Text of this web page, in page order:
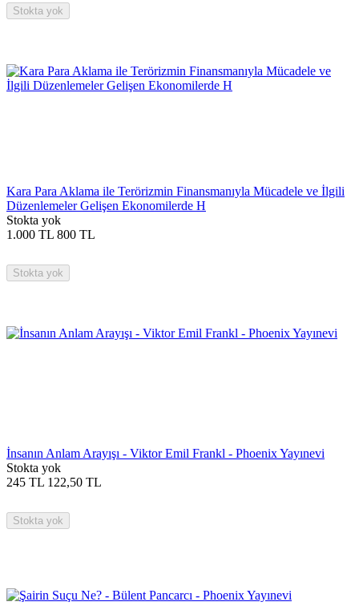
Stokta yok
Kara Para Aklama ile Terörizmin Finansmanıyla Mücadele ve İlgili
Düzenlemeler Gelişen Ekonomilerde H
Stokta yok
1.000 TL 800 TL
Stokta yok
İnsanın Anlam Arayışı - Viktor Emil Frankl - Phoenix Yayınevi
Stokta yok
245 TL 122,50 TL
Stokta yok